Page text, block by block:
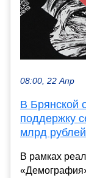
08:00, 22 Апр
В Брянской
поддержку
млрд рублей
В рамках